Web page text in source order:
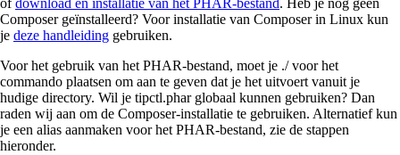
ofdownload en installatie van het PHAR-bestand. Heb je nog geen
Composer geïnstalleerd? Voor installatie van Composer in Linux kun
je deze handleiding gebruiken.
Voor het gebruik van het PHAR-bestand, moet je ./ voor het
commando plaatsen om aan te geven dat je het uitvoert vanuit je
hudige directory. Wil je tipctl.phar globaal kunnen gebruiken? Dan
raden wij aan om de Composer-installatie te gebruiken. Alternatief kun
je een alias aanmaken voor het PHAR-bestand, zie de stappen
hieronder.